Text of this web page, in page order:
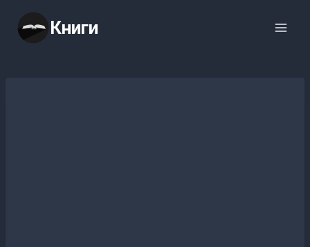
содержимому
Книги